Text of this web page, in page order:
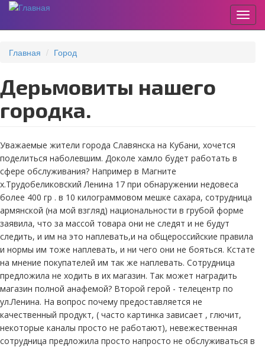
основному
Главная Город
Дерьмовиты нашего
городка.
Уважаемые жители города Славянска на Кубани, хочется
поделиться наболевшим. Доколе хамло будет работать в
сфере обслуживания? Например в Магните
х.Трудобеликовский Ленина 17 при обнаружении недовеса
более 400 гр . в 10 килограммовом мешке сахара, сотрудница
армянской (на мой взгляд) национальности в грубой форме
заявила, что за массой товара они не следят и не будут
следить, и им на это наплевать,и на общероссийские правила
и нормы им тоже наплевать, и ни чего они не бояться. Кстате
на мнение покупателей им так же наплевать. Сотрудница
предложила не ходить в их магазин. Так может наградить
магазин полной анафемой? Второй герой - телецентр по
ул.Ленина. На вопрос почему предоставляется не
качественный продукт, ( часто картинка зависает , глючит,
некоторые каналы просто не работают), невежественная
сотрудница предложила просто напросто не обслуживаться в